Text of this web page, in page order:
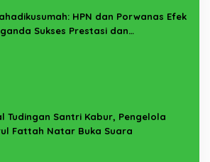
HPN dan Porwanas Efek
Sukses Prestasi dan
Tudingan Santri Kabur, Pengelola
Fattah Natar Buka Suara